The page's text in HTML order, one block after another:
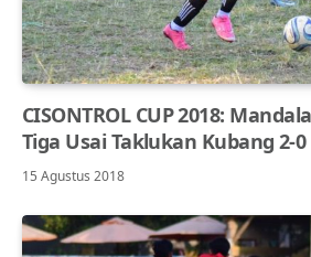
CISONTROL CUP 2018:
Tiga Usai Taklukan Kubang 2-0
15 Agustus 2018